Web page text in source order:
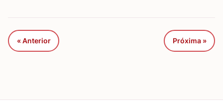
« Anterior Próxima »